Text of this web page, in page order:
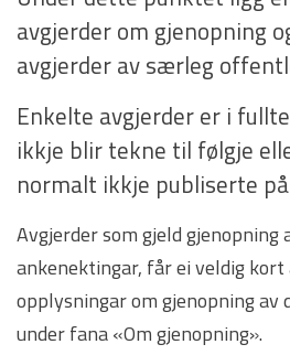
avgjerder om gjenopning
avgjerder av særleg
Enkelte avgjerder er i
ikkje blir tekne til følgje
normalt ikkje publiserte
Avgjerder som gjeld gjenopning
ankenektingar, får ei veldig
opplysningar om gjenopning av
under fana «Om gjenopning».